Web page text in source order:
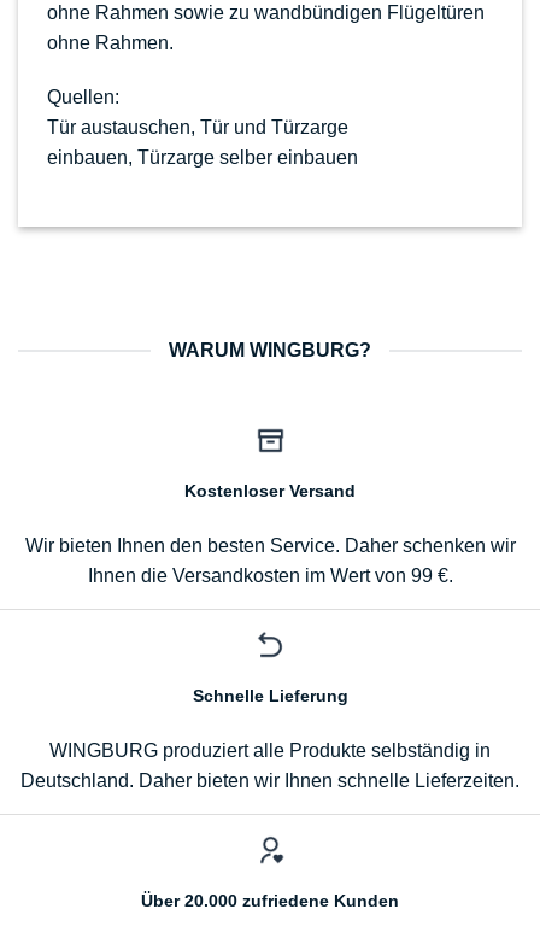
ohne Rahmen sowie zu wandbündigen Flügeltüren
ohne Rahmen.
Quellen:
Tür austauschen, Tür und Türzarge
einbauen, Türzarge selber einbauen
WARUM WINGBURG?
Kostenloser Versand
Wir bieten Ihnen den besten Service. Daher schenken wir
Ihnen die Versandkosten im Wert von 99 €.
Schnelle Lieferung
WINGBURG produziert alle Produkte selbständig in
Deutschland. Daher bieten wir Ihnen schnelle Lieferzeiten.
Über 20.000 zufriedene Kunden